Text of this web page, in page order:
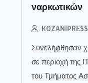
ναρκωτικών
KOZANIPRESS
Συνελήφθησαν
σε περιοχή της
του Τμήματος